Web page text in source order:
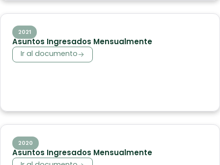
2021
Asuntos Ingresados Mensualmente
Ir al documento
2020
Asuntos Ingresados Mensualmente